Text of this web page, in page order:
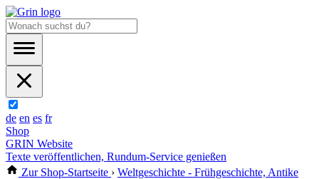
de en es fr
Shop
GRIN Website
Texte veröffentlichen, Rundum-Service genießen
Zur Shop-Startseite › Weltgeschichte - Frühgeschichte, Antike